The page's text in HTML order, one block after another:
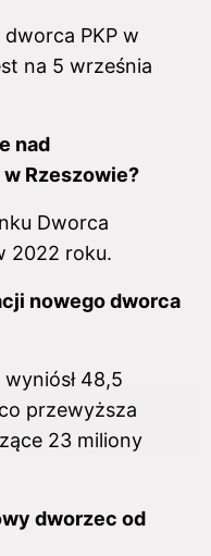
dworca PKP w
na 5 września
nad
Rzeszowie?
Dworca
2022 roku.
nowegodworca
48,5
przewyższa
23 miliony
dworzec od